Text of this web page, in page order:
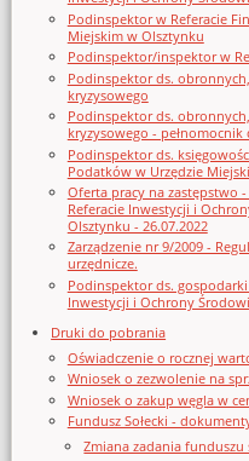
Podinspektor w Referacie
Miejskim w Olsztynku
Podinspektor/inspektor w
Podinspektor ds.
kryzysowego
Podinspektor ds.
kryzysowego - pełnomocnik
Podinspektor ds.
Podatków w Urzędzie
Oferta pracy na zastępstwo
Referacie Inwestycji i
Olsztynku - 26.07.2022
Zarządzenie nr 9/2009 -
urzędnicze.
Podinspektor ds.
Inwestycji i Ochrony
Druki do pobrania
Oświadczenie o rocznej
Wniosek o zezwolenie na
Wniosek o zakup węgla w
Fundusz Sołecki -
Zmiana zadania funduszu